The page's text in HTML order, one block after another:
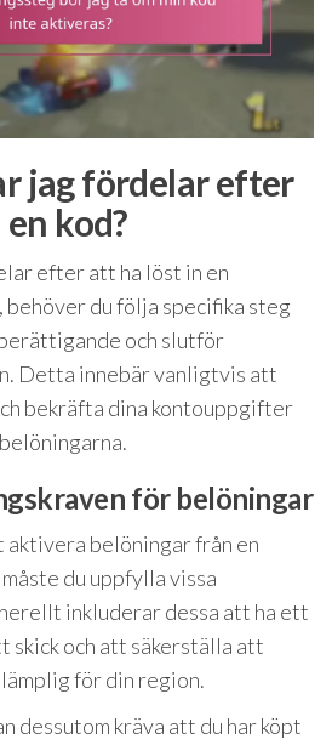
jag fördelar efter
kod?
efter att ha löst in en
behöver du följa specifika steg
och slutför
Detta innebär vanligtvis att
bekräfta dina kontouppgifter
för belöningar
aktivera belöningar från en
du uppfylla vissa
inkluderar dessa att ha ett
skick och att säkerställa att
för din region.
dessutom kräva att du har köpt